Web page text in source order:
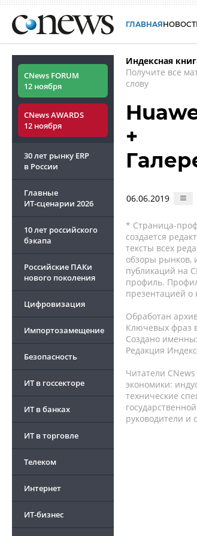
ГЛАВНАЯ
CNews FORUM
12 ноября
CNews AWARDS
12 ноября
30 лет рынку ERP
в России
Главные
ИТ-сценарии 2026
10 лет российского
бэкапа
Российские ПАКи
нового поколения
Цифровизация
Импортозамещение
Безопасность
ИТ в госсекторе
ИТ в банках
ИТ в торговле
Телеком
Интернет
ИТ-бизнес
Индексная
Получите все
слову
+
06.06.2019
* Страница-
создается
тексты всех
обзоры рынков,
публикаций на
профиль.
презентацией о
Обработан
Ключевых фраз
Создано
Редакция
Читатели
экономики:
технические
руководители и